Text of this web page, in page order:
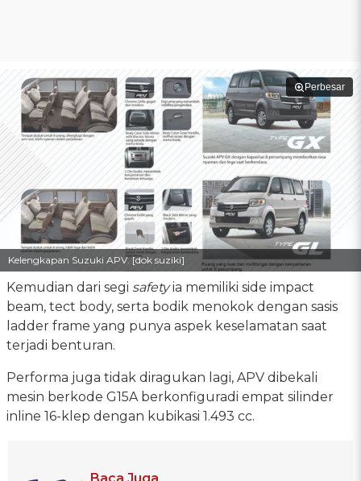
Perbesar
Kelengkapan Suzuki APV. [dok suziki]
Kemudian dari segi safetyia memiliki side impact
beam, tect body, serta bodik menokok dengan sasis
ladder frame yang punya aspek keselamatan saat
terjadi benturan.
Performa juga tidak diragukan lagi, APV dibekali
mesin berkode G15A berkonfiguradi empat silinder
inline 16-klep dengan kubikasi 1.493 cc.
Baca Juga